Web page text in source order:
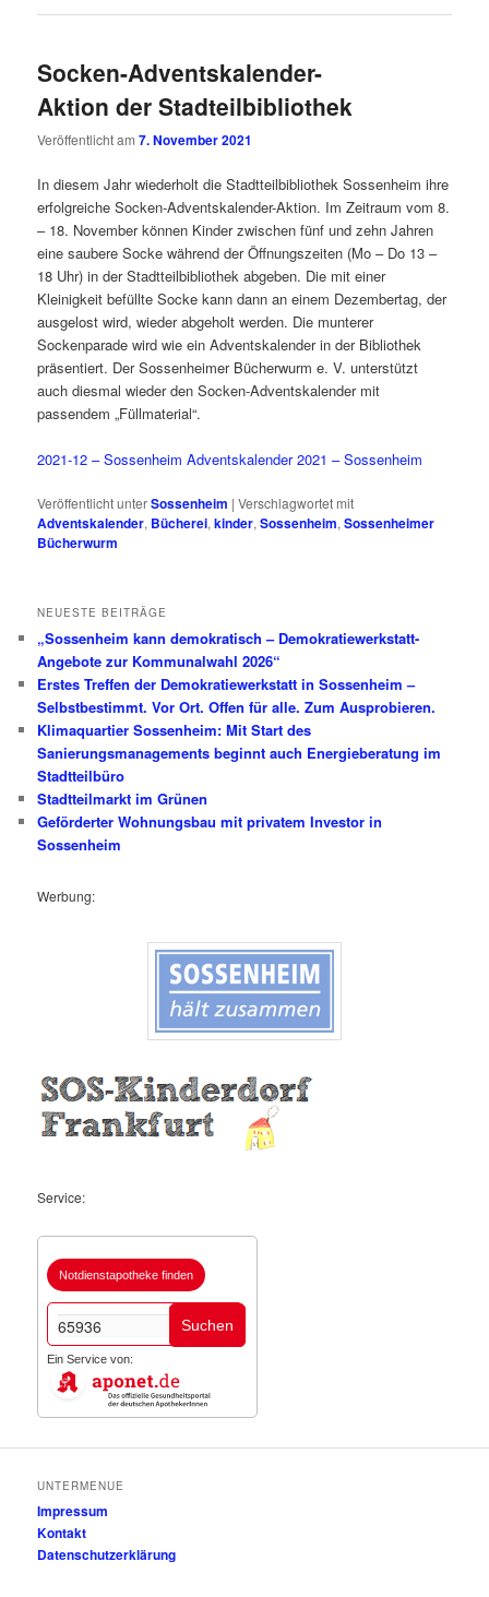
Socken-Adventskalender-
Aktion der Stadteilbibliothek
Veröffentlicht am7. November 2021
In diesem Jahr wiederholt die Stadtteilbibliothek Sossenheim ihre
erfolgreiche Socken-Adventskalender-Aktion. Im Zeitraum vom 8.
– 18. November können Kinder zwischen fünf und zehn Jahren
eine saubere Socke während der Öffnungszeiten (Mo – Do 13 –
18 Uhr) in der Stadtteilbibliothek abgeben. Die mit einer
Kleinigkeit befüllte Socke kann dann an einem Dezembertag, der
ausgelost wird, wieder abgeholt werden. Die munterer
Sockenparade wird wie ein Adventskalender in der Bibliothek
präsentiert. Der Sossenheimer Bücherwurm e. V. unterstützt
auch diesmal wieder den Socken-Adventskalender mit
passendem „Füllmaterial“.
2021-12 – Sossenheim Adventskalender 2021 – Sossenheim
Veröffentlicht unterSossenheim |Verschlagwortet mit
Adventskalender, Bücherei,kinder,Sossenheim,Sossenheimer
Bücherwurm
NEUESTE BEITRÄGE
„Sossenheim kann demokratisch – Demokratiewerkstatt-
Angebote zur Kommunalwahl 2026“
Erstes Treffen der Demokratiewerkstatt in Sossenheim –
Selbstbestimmt. Vor Ort. Offen für alle. Zum Ausprobieren.
Klimaquartier Sossenheim: Mit Start des
Sanierungsmanagements beginnt auch Energieberatung im
Stadtteilbüro
Stadtteilmarkt im Grünen
Geförderter Wohnungsbau mit privatem Investor in
Sossenheim
Werbung:
Service:
Notdienstapotheke finden
Suchen
Ein Service von:
UNTERMENUE
Impressum
Kontakt
Datenschutzerklärung